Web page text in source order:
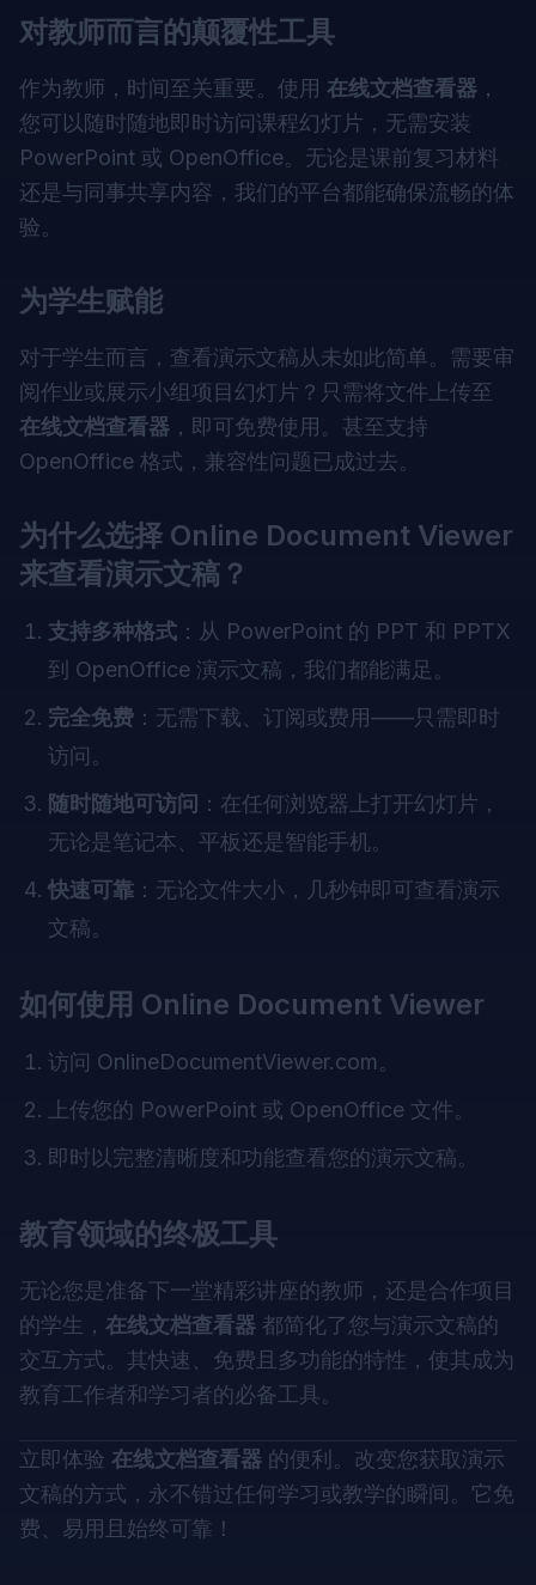
对教师而言的颠覆性工具
作为教师，时间至关重要。使用 在线文档查看器 ，
您可以随时随地即时访问课程幻灯片，无需安装
PowerPoint 或 OpenOffice。无论是课前复习材料
还是与同事共享内容，我们的平台都能确保流畅的体
验。
为学生赋能
对于学生而言，查看演示文稿从未如此简单。需要审
阅作业或展示小组项目幻灯片？只需将文件上传至
在线文档查看器 ，即可免费使用。甚至支持
OpenOffice 格式，兼容性问题已成过去。
为什么选择 Online Document Viewer
来查看演示文稿？
支持多种格式 ：从 PowerPoint 的 PPT 和 PPTX
到 OpenOffice 演示文稿，我们都能满足。
完全免费 ：无需下载、订阅或费用——只需即时
访问。
随时随地可访问 ：在任何浏览器上打开幻灯片，
无论是笔记本、平板还是智能手机。
快速可靠 ：无论文件大小，几秒钟即可查看演示
文稿。
如何使用 Online Document Viewer
访问 OnlineDocumentViewer.com 。
上传您的 PowerPoint 或 OpenOffice 文件。
即时以完整清晰度和功能查看您的演示文稿。
教育领域的终极工具
无论您是准备下一堂精彩讲座的教师，还是合作项目
的学生， 在线文档查看器 都简化了您与演示文稿的
交互方式。其快速、免费且多功能的特性，使其成为
教育工作者和学习者的必备工具。
立即体验 在线文档查看器 的便利。改变您获取演示
文稿的方式，永不错过任何学习或教学的瞬间。它免
费、易用且始终可靠！